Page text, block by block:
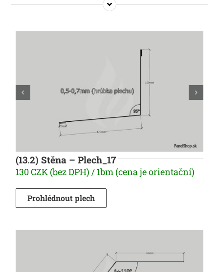
(13.2) Stěna – Plech_17
130 CZK (bez DPH) / 1bm (cena je orientační)
Prohlédnout plech